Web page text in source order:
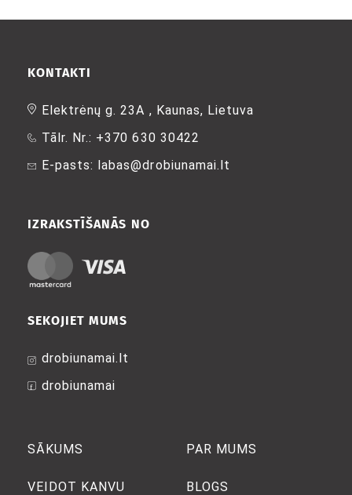
ir
izvēlēties
produkta
lapā
ir
SĀKUMS
VEIDOT KANVU
PAR MUMS
BLOGS
SEKOJIET MUMS
drobiunamai.lt
drobiunamai
IZRAKSTĪŠANĀS NO
KONTAKTI
Elektrėnų g. 23A , Kaunas, Lietuva
Tālr. Nr.: +370 630 30422
E-pasts: labas@drobiunamai.lt